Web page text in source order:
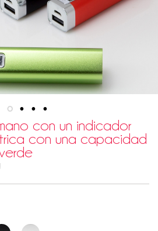
con un indicador
con una capacidad